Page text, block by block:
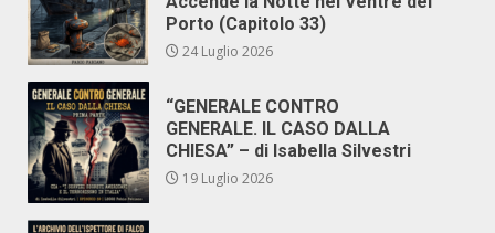
Porto (Capitolo 33)
24 Luglio 2026
“GENERALE CONTRO
GENERALE. IL CASO DALLA
CHIESA” – di Isabella Silvestri
19 Luglio 2026